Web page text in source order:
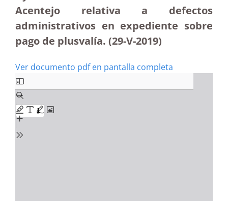
Acentejo relativa a defectos
administrativos en expediente sobre
pago de plusvalía. (29-V-2019)
Ver documento pdf en pantalla completa